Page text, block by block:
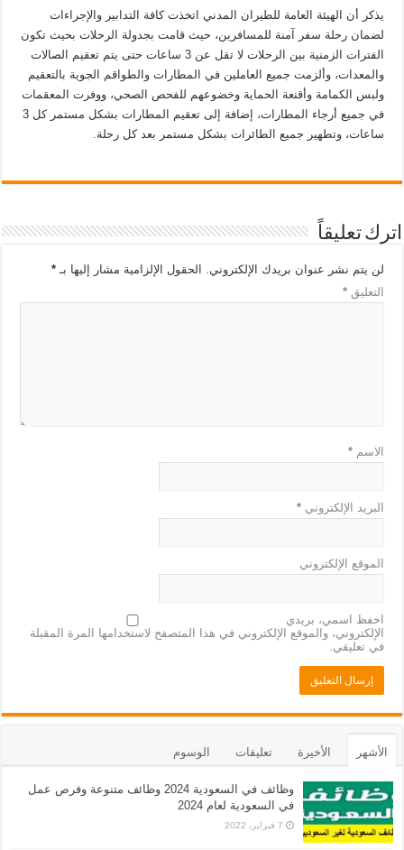
يذكر أن الهيئة العامة للطيران المدني اتخذت كافة التدابير والإجراءات
لضمان رحلة سفر آمنة للمسافرين، حيث قامت بجدولة الرحلات بحيث تكون
الفترات الزمنية بين الرحلات لا تقل عن 3 ساعات حتى يتم تعقيم الصالات
والمعدات، وألزمت جميع العاملين في المطارات والطواقم الجوية بالتعقيم
ولبس الكمامة وأقنعة الحماية وخضوعهم للفحص الصحي، ووفرت المعقمات
في جميع أرجاء المطارات، إضافة إلى تعقيم المطارات بشكل مستمر كل 3
ساعات، وتطهير جميع الطائرات بشكل مستمر بعد كل رحلة.
اترك تعليقاً
لن يتم نشر عنوان بريدك الإلكتروني. الحقول الإلزامية مشار إليها بـ*
التعليق*
الاسم*
البريد الإلكتروني*
الموقع الإلكتروني
احفظ اسمي، بريدي
الإلكتروني، والموقع الإلكتروني في هذا المتصفح لاستخدامها المرة المقبلة
في تعليقي.
الأشهر الأخيرة تعليقات الوسوم
وظائف في السعودية 2024 وظائف متنوعة وفرص عمل
في السعودية لعام 2024
7 فبراير، 2022